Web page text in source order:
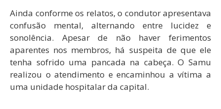
Ainda conforme os relatos, o condutor apresentava
confusão mental, alternando entre lucidez e
sonolência. Apesar de não haver ferimentos
aparentes nos membros, há suspeita de que ele
tenha sofrido uma pancada na cabeça. O Samu
realizou o atendimento e encaminhou a vítima a
uma unidade hospitalar da capital.